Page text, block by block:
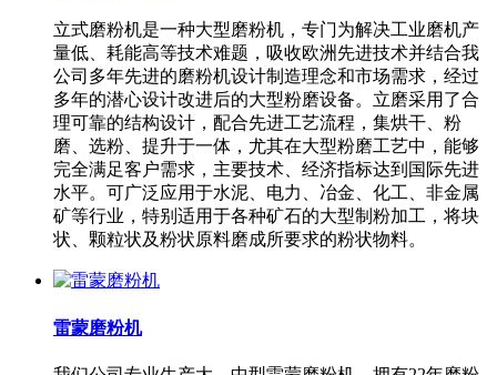
立式磨粉机是一种大型磨粉机，专门为解决工业磨机产
量低、耗能高等技术难题，吸收欧洲先进技术并结合我
公司多年先进的磨粉机设计制造理念和市场需求，经过
多年的潜心设计改进后的大型粉磨设备。立磨采用了合
理可靠的结构设计，配合先进工艺流程，集烘干、粉
磨、选粉、提升于一体，尤其在大型粉磨工艺中，能够
完全满足客户需求，主要技术、经济指标达到国际先进
水平。可广泛应用于水泥、电力、冶金、化工、非金属
矿等行业，特别适用于各种矿石的大型制粉加工，将块
状、颗粒状及粉状原料磨成所要求的粉状物料。
雷蒙磨粉机